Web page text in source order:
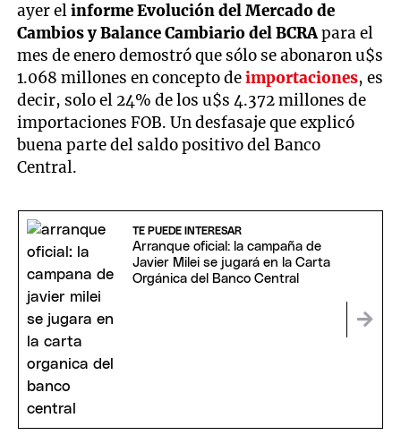
ayer elinforme Evolución del Mercado de
Cambios y Balance Cambiario del BCRApara el
mes de enero demostró que sólo se abonaron u$s
1.068 millones en concepto deimportaciones, es
decir, solo el 24% de los u$s 4.372 millones de
importaciones FOB. Un desfasaje que explicó
buena parte del saldo positivo del Banco
Central.
TE PUEDE INTERESAR
Arranque oficial: la campaña de
Javier Milei se jugará en la Carta
Orgánica del Banco Central